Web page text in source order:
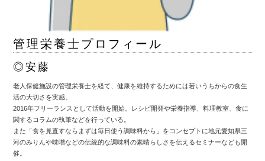
管理栄養士プロフィール
◎安藤
老人保健施設の管理栄養士を経て、健康を維持するためには若いうちからの食生
活の大切さを実感。
2016年フリーランスとして活動を開始。レシピ開発や栄養指導、料理教室、食に
関するコラムの執筆などを行っている。
また「食を見直すならまずは毎日使う調味料から」をコンセプトに地元愛知県三
河のみりんや味噌などの伝統的な調味料の素晴らしさを伝えるセミナーなども開
催。